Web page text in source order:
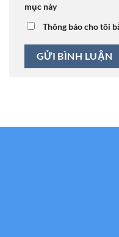
mục này
Thông báo cho tôi